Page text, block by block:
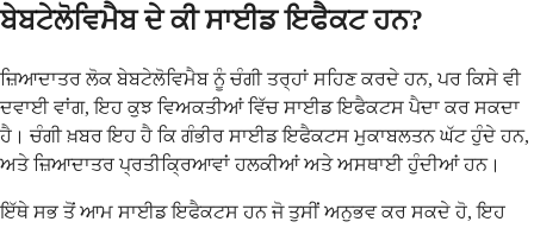
ਬੇਬਟੇਲੋਵਿਮੈਬ ਦੇ ਕੀ ਸਾਈਡ ਇਫੈਕਟ ਹਨ?
ਜ਼ਿਆਦਾਤਰ ਲੋਕ ਬੇਬਟੇਲੋਵਿਮੈਬ ਨੂੰ ਚੰਗੀ ਤਰ੍ਹਾਂ ਸਹਿਣ ਕਰਦੇ ਹਨ, ਪਰ ਕਿਸੇ ਵੀ
ਦਵਾਈ ਵਾਂਗ, ਇਹ ਕੁਝ ਵਿਅਕਤੀਆਂ ਵਿੱਚ ਸਾਈਡ ਇਫੈਕਟਸ ਪੈਦਾ ਕਰ ਸਕਦਾ
ਹੈ। ਚੰਗੀ ਖ਼ਬਰ ਇਹ ਹੈ ਕਿ ਗੰਭੀਰ ਸਾਈਡ ਇਫੈਕਟਸ ਮੁਕਾਬਲਤਨ ਘੱਟ ਹੁੰਦੇ ਹਨ,
ਅਤੇ ਜ਼ਿਆਦਾਤਰ ਪ੍ਰਤੀਕ੍ਰਿਆਵਾਂ ਹਲਕੀਆਂ ਅਤੇ ਅਸਥਾਈ ਹੁੰਦੀਆਂ ਹਨ।
ਇੱਥੇ ਸਭ ਤੋਂ ਆਮ ਸਾਈਡ ਇਫੈਕਟਸ ਹਨ ਜੋ ਤੁਸੀਂ ਅਨੁਭਵ ਕਰ ਸਕਦੇ ਹੋ, ਇਹ